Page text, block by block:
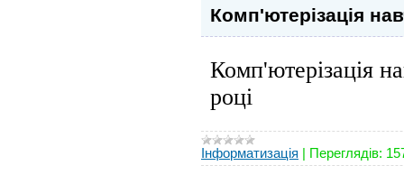
Комп'ютерізація
Комп'ютерізація
році
Інформатизація Переглядів: